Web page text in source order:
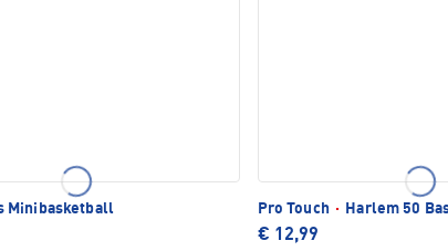
Minibasketball
Pro Touch · Harlem 50
€ 12,99